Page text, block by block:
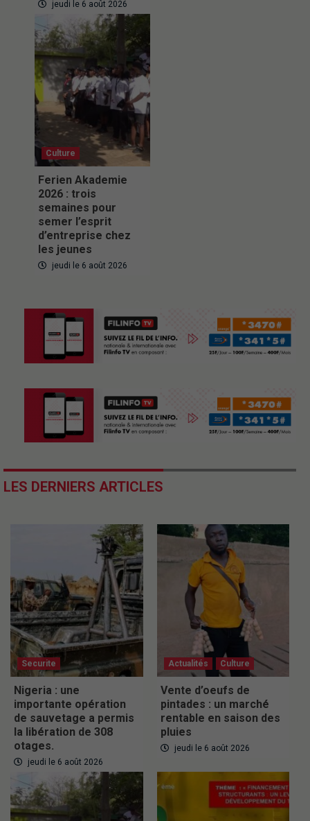
jeudi le 6 août 2026
Culture
Ferien Akademie
2026 : trois
semaines pour
semer l’esprit
d’entreprise chez
les jeunes
jeudi le 6 août 2026
LES DERNIERS ARTICLES
Securite
Nigeria : une
importante opération
de sauvetage a permis
la libération de 308
otages.
jeudi le 6 août 2026
Actualités Culture
Vente d’oeufs de
pintades : un marché
rentable en saison des
pluies
jeudi le 6 août 2026